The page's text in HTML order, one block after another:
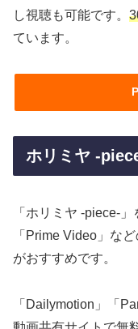
し視聴も可能です。
ています。
ホリミヤ -
「ホリミヤ -piece-
「Prime Video」な
がおすすめです。
「Dailymotion」「